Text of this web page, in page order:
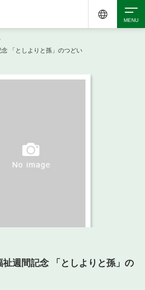
「としよりと孫」のつどい
週間記念 「としよりと孫」の